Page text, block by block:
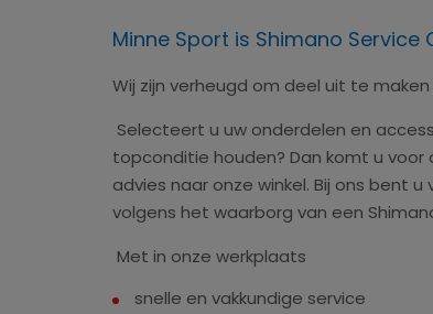
Minne Sport is Shimano Service
Wij zijn verheugd om deel uit te
Selecteert u uw onderdelen en
topconditie houden? Dan komt u
advies naar onze winkel. Bij ons bent
volgens het waarborg van een
Met in onze werkplaats
snelle en vakkundige service